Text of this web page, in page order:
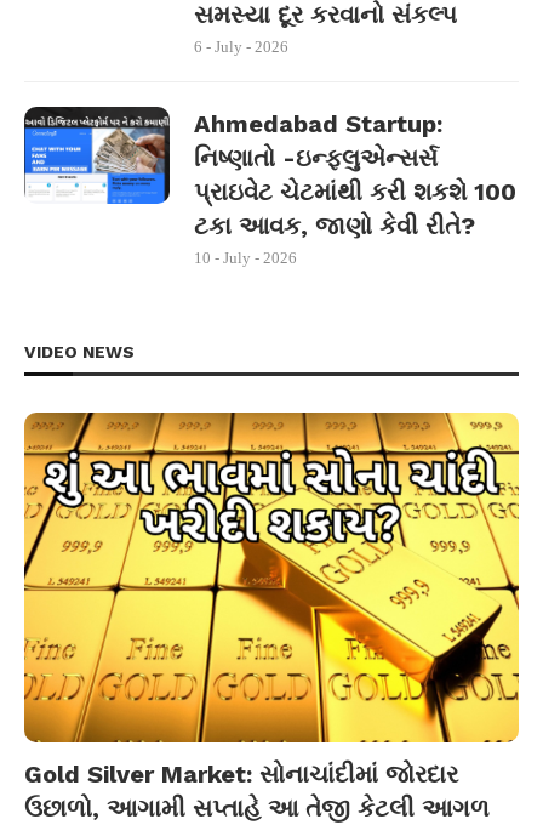
સમસ્યા દૂર કરવાનો સંકલ્પ
6 - July - 2026
Ahmedabad Startup:
નિષ્ણાતો -ઇન્ફ્લુએન્સર્સ
પ્રાઇવેટ ચેટમાંથી કરી શકશે 100
ટકા આવક, જાણો કેવી રીતે?
10 - July - 2026
VIDEO NEWS
Gold Silver Market: સોનાચાંદીમાં જોરદાર
ઉછાળો, આગામી સપ્તાહે આ તેજી કેટલી આગળ